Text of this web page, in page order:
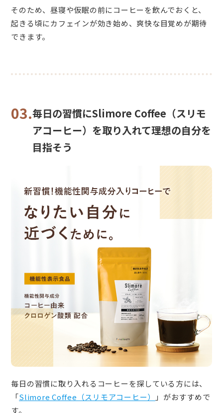
そのため、昼寝や仮眠の前にコーヒーを飲んでおくと、
起きる頃にカフェインが効き始め、爽快な目覚めが期待
できます。
03.毎日の習慣にSlimore Coffee（スリモ
アコーヒー）を取り入れて理想の自分を
目指そう
毎日の習慣に取り入れるコーヒーを探している方には、
「Slimore Coffee（スリモアコーヒー）
」がおすすめで
す。